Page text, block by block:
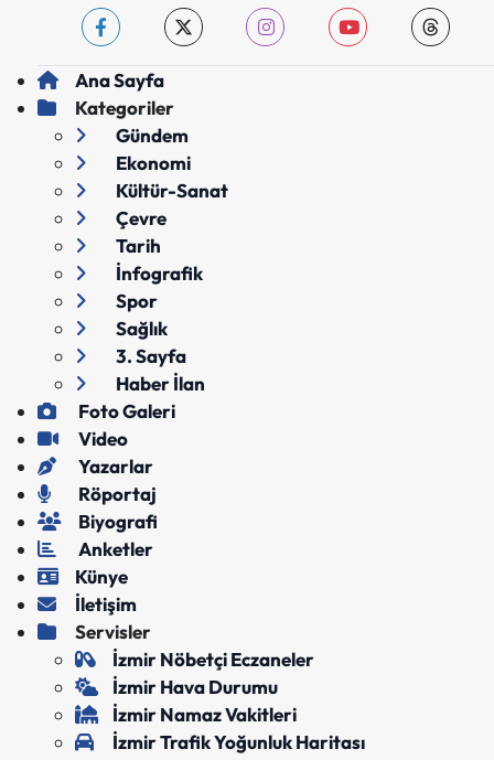
Ana Sayfa
Kategoriler
Gündem
Ekonomi
Kültür-Sanat
Çevre
Tarih
İnfografik
Spor
Sağlık
3. Sayfa
Haber İlan
Foto Galeri
Video
Yazarlar
Röportaj
Biyografi
Anketler
Künye
İletişim
Servisler
İzmir Nöbetçi Eczaneler
İzmir Hava Durumu
İzmir Namaz Vakitleri
İzmir Trafik Yoğunluk Haritası